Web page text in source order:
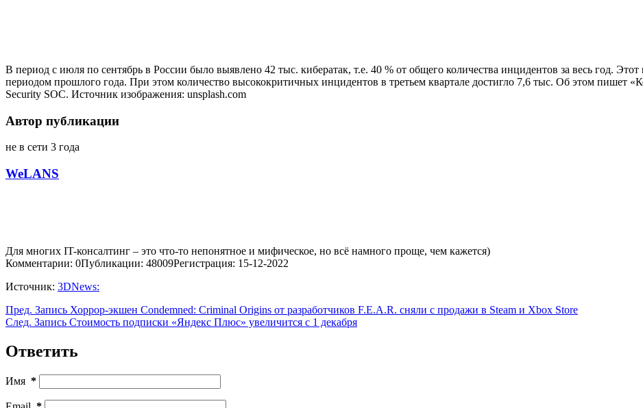
В период с июля по сентябрь в России было выявлено 42 тыс. кибератак, т.е. 40 % от общего количества инцидентов за весь год.
периодом прошлого года. При этом количество высококритичных инцидентов в третьем квартале достигло 7,6 тыс. Об этом пишет
Security SOC. Источник изображения: unsplash.com
Автор публикации
не в сети 3 года
WeLANS
Для многих IT-консалтинг – это что-то непонятное и мифическое, но всё намного проще, чем кажется)
Комментарии: 0Публикации: 48009Регистрация: 15-12-2022
Источник: 3DNews:
Пред. Запись Хоррор-экшен Condemned: Criminal Origins от разработчиков F.E.A.R. сняли с продажи в Steam и Xbox Store
След. Запись Стоимость подписки «Яндекс Плюс» увеличится с 1 декабря
Ответить
Имя *